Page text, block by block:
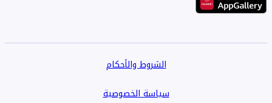
الشروط والأحكام
سياسة الخصوصية